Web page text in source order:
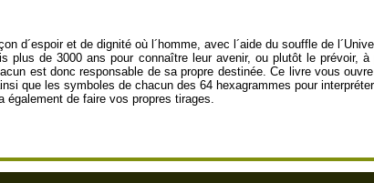
d´espoir et de dignité où l´homme, avec l´aide du souffle de
plus de 3000 ans pour connaître leur avenir, ou plutôt le prévoir,
est donc responsable de sa propre destinée. Ce livre vous
que les symboles de chacun des 64 hexagrammes pour
également de faire vos propres tirages.